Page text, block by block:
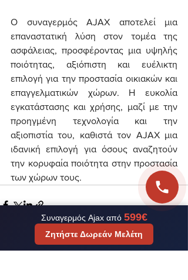
Ο συναγερμός AJAX αποτελεί μια
επαναστατική λύση στον τομέα της
ασφάλειας, προσφέροντας μια υψηλής
ποιότητας, αξιόπιστη και ευέλικτη
επιλογή για την προστασία οικιακών και
επαγγελματικών χώρων. Η ευκολία
εγκατάστασης και χρήσης, μαζί με την
προηγμένη τεχνολογία και την
αξιοπιστία του, καθιστά τον AJAX μια
ιδανική επιλογή για όσους αναζητούν
την κορυφαία ποιότητα στην προστασία
των χώρων τους.
Πρόσφατες αναρτήσεις Εμφάνιση όλων
Συναγερμός Ajax από 599€
Ζητήστε Δωρεάν Μελέτη